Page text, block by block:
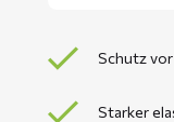
Schutz vor
Starker